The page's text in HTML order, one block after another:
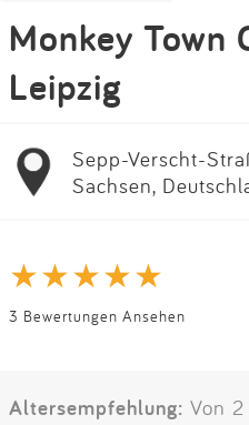
Monkey Town
Leipzig
Sepp-Verscht-
Sachsen,
3 Bewertungen Ansehen
Altersempfehlung: Von